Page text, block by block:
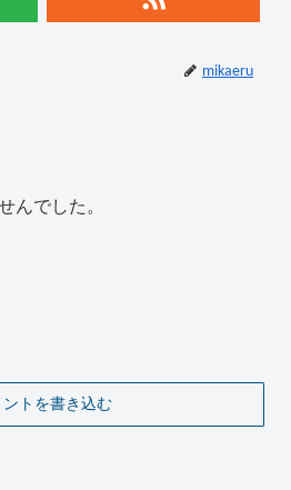
mikaeru
んでした。
ントを書き込む